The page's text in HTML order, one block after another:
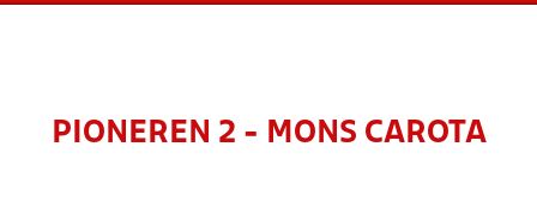
PIONEREN 2 - MONS CAROTA